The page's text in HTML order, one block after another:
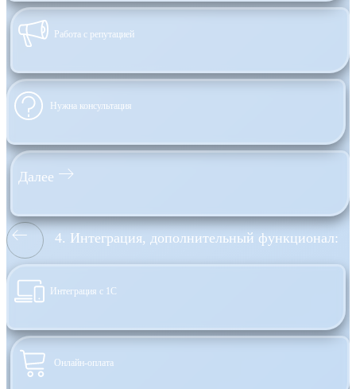
Работа с репутацией
Нужна консультация
Далее
4. Интеграция, дополнительный функционал:
Интеграция с 1С
Онлайн-оплата